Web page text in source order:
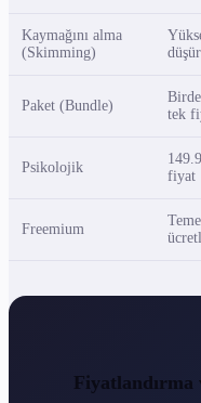
Kaymağını alma
(Skimming)
Paket (Bundle)
tek
Psikolojik
fiyat
Freemium